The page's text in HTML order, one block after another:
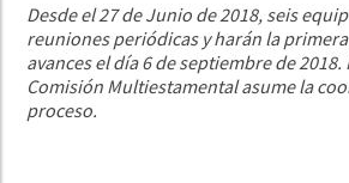
Desde el 27 de Junio de 2018, seis
reuniones periódicas y harán la
avances el día 6 de septiembre de
Comisión Multiestamental asume la
proceso.